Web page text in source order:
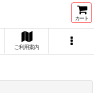
カート
ご利用案内